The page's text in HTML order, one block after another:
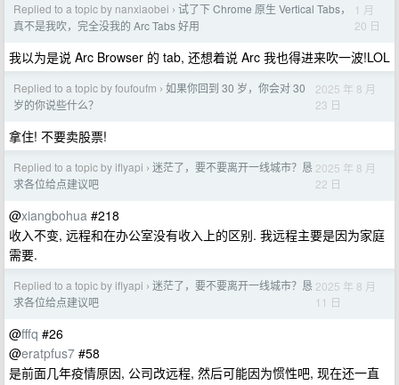
Replied to a topic by nanxiaobei › 试了下 Chrome 原生 Vertical Tabs，
真不是我吹，完全没我的 Arc Tabs 好用
1 月
20 日
我以为是说 Arc Browser 的 tab, 还想着说 Arc 我也得进来吹一波!LOL
Replied to a topic by foufoufm › 如果你回到 30 岁，你会对 30
岁的你说些什么？
2025 年 8 月
23 日
拿住! 不要卖股票!
Replied to a topic by iflyapi › 迷茫了，要不要离开一线城市？恳
求各位给点建议吧
2025 年 8 月
22 日
@xiangbohua #218
收入不变, 远程和在办公室没有收入上的区别. 我远程主要是因为家庭
需要.
Replied to a topic by iflyapi › 迷茫了，要不要离开一线城市？恳
求各位给点建议吧
2025 年 8 月
11 日
@fffq #26
@eratpfus7 #58
是前面几年疫情原因, 公司改远程, 然后可能因为惯性吧, 现在还一直